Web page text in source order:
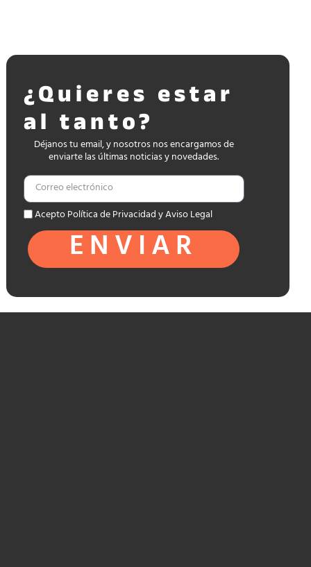
¿Quieres estar
al tanto?
Déjanos tu email, y nosotros nos encargamos de
enviarte las últimas noticias y novedades.
Acepto Política de Privacidad y Aviso Legal
ENVIAR